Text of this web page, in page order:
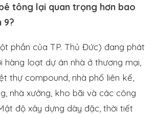
tông lại quan trọng hơn bao
9?
phần của TP. Thủ Đức) đang phát
hàng loạt dự án nhà ở thương mại,
thự compound, nhà phố liên kế,
nhà xưởng, kho bãi và các công
độ xây dựng dày đặc, thời tiết